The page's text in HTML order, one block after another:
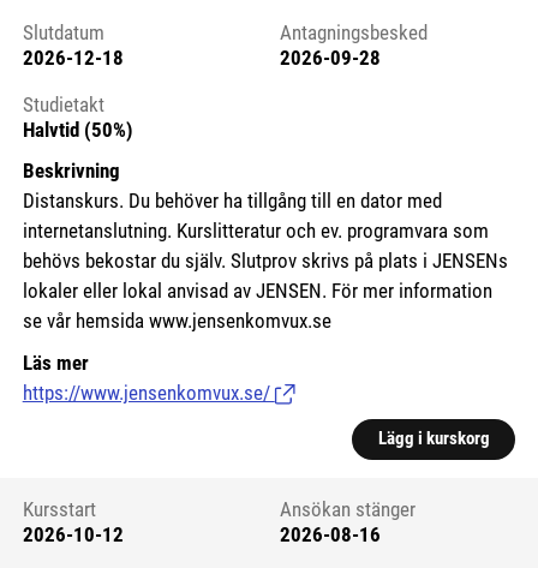
Slutdatum
2026-12-18
Antagningsbesked
2026-09-28
Studietakt
Halvtid (50%)
Beskrivning
Distanskurs. Du behöver ha tillgång till en dator med
internetanslutning. Kurslitteratur och ev. programvara som
behövs bekostar du själv. Slutprov skrivs på plats i JENSENs
lokaler eller lokal anvisad av JENSEN. För mer information
se vår hemsida www.jensenkomvux.se
Läs mer
https://www.jensenkomvux.se/ (Länk till extern sida.)
Lägg i kurskorg
Kursstart 6116088
Kursstart
2026-10-12
Ansökan stänger
2026-08-16